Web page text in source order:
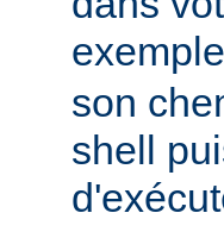
exemple
son
shell